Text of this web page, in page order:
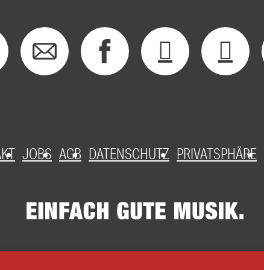
JOBS AGB DATENSCHUTZ PRIVATSPHÄRE